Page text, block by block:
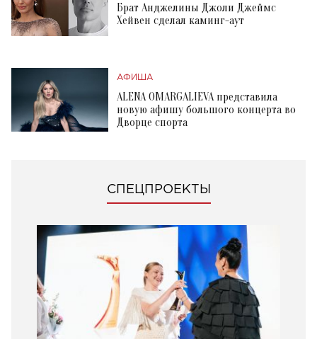
Брат Анджелины Джоли Джеймс
Хейвен сделал каминг-аут
АФИША
ALENA OMARGALIEVA представила
новую афишу большого концерта во
Дворце спорта
СПЕЦПРОЕКТЫ